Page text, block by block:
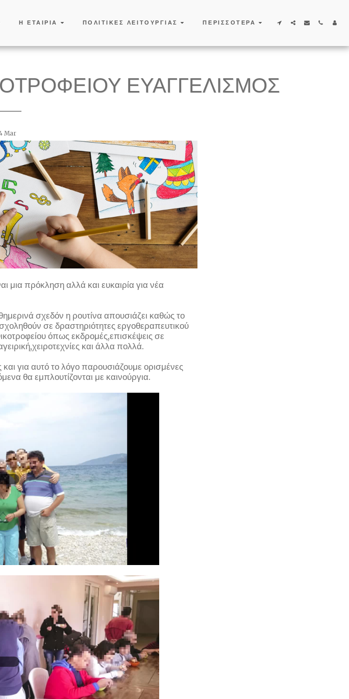
Η ΕΤΑΙΡΙΑ ΠΟΛΙΤΙΚΕΣ ΛΕΙΤΟΥΡΓΙΑΣ ΠΕΡΙΣΣΌΤΕΡΑ
ΕΥΑΓΓΕΛΙΣΜΌΣ
Mar
μια πρόκληση αλλά και ευκαιρία για νέα
σχεδόν η ρουτίνα απουσιάζει καθώς το
σε δραστηριότητες εργοθεραπευτικού
όπως εκδρομές,επισκέψεις σε
και άλλα πολλά.
για αυτό το λόγο παρουσιάζουμε ορισμένες
θα εμπλουτίζονται με καινούργια.